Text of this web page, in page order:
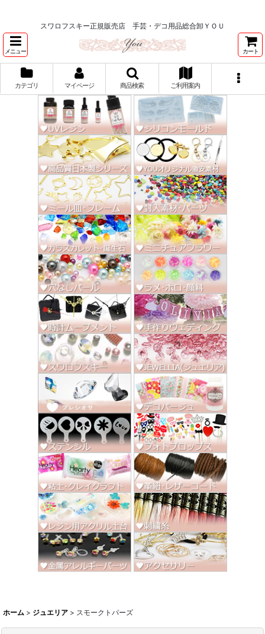
スワロフスキー正規販売店 手芸・デコ用品総合卸ＹＯＵ
メニュー カート
カテゴリ マイページ 商品検索 ご利用案内
ホーム > ジュエリア > スモークトパーズ